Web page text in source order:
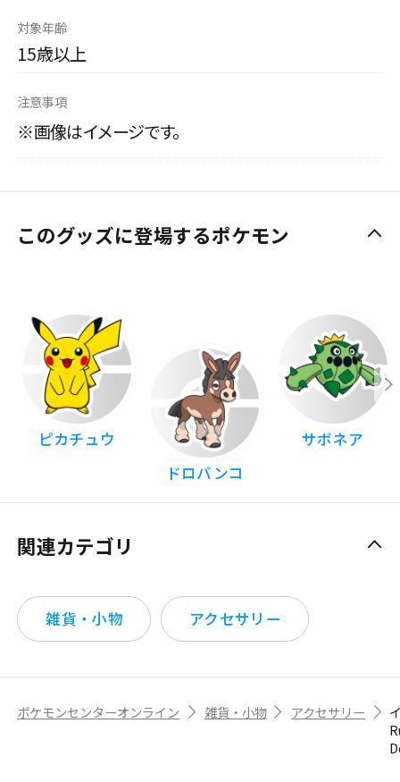
対象年齢
15歳以上
注意事項
※画像はイメージです。
このグッズに登場するポケモン
ピカチュウ
ドロバンコ
サボネア
関連カテゴリ
雑貨・小物 アクセサリー
ポケモンセンターオンライン 雑貨・小物 アクセサリー